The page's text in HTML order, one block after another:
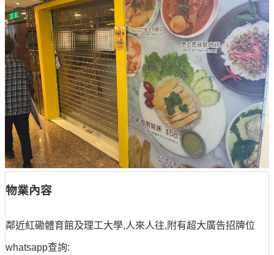
物業內容
鄰近紅磡體育館及理工大學,人來人往,附有超大廣告招牌位
whatsapp查詢: